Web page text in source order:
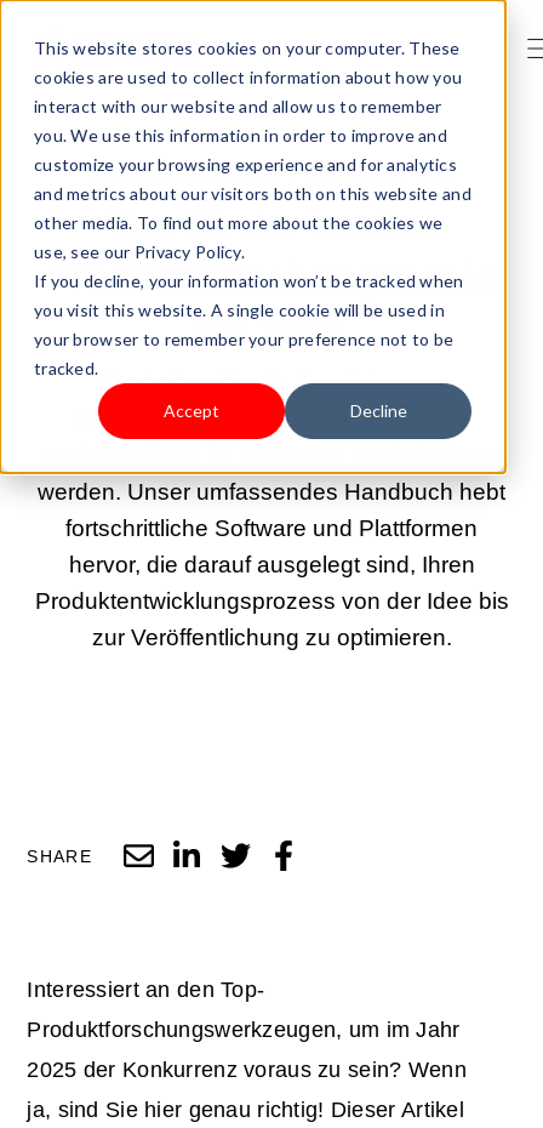
This website stores cookies on your computer. These
cookies are used to collect information about how you
interact with our website and allow us to remember
you. We use this information in order to improve and
customize your browsing experience and for analytics
and metrics about our visitors both on this website and
other media. To find out more about the cookies we
use, see our Privacy Policy.
If you decline, your information won’t be tracked when
you visit this website. A single cookie will be used in
your browser to remember your preference not to be
tracked.
Accept Decline
13.05.2025 01:53:18 |DROPSHIPPING
Top 11 der besten
Produktforschungstools
für 2025
Entdecken Sie die Top 11 besten
Produktforschungswerkzeuge, die Ihre
werden. Unser umfassendes Handbuch hebt
fortschrittliche Software und Plattformen
hervor, die darauf ausgelegt sind, Ihren
Produktentwicklungsprozess von der Idee bis
zur Veröffentlichung zu optimieren.
SHARE
Interessiert an den Top-
Produktforschungswerkzeugen, um im Jahr
2025 der Konkurrenz voraus zu sein? Wenn
ja, sind Sie hier genau richtig! Dieser Artikel